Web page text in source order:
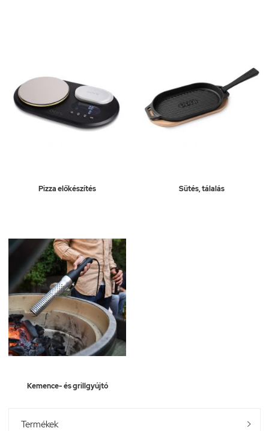
Pizza előkészítés Sütés, tálalás
Kemence- és grillgyújtó
Termékek 